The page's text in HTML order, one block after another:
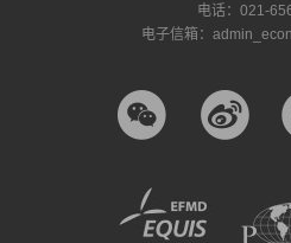
电话：021-
电子信箱：